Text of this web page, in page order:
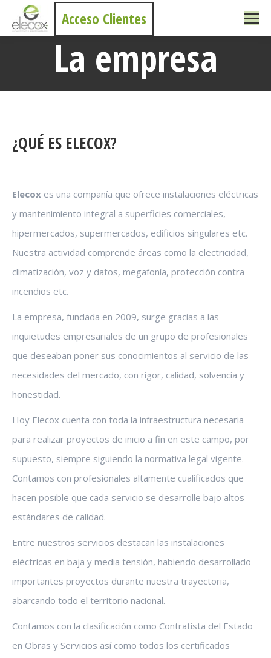
Acceso Clientes
La empresa
Estás aquí:
¿QUÉ ES ELECOX?
Elecox es una compañía que ofrece instalaciones eléctricas
y mantenimiento integral a superficies comerciales,
hipermercados, supermercados, edificios singulares etc.
Nuestra actividad comprende áreas como la electricidad,
climatización, voz y datos, megafonía, protección contra
incendios etc.
La empresa, fundada en 2009, surge gracias a las
inquietudes empresariales de un grupo de profesionales
que deseaban poner sus conocimientos al servicio de las
necesidades del mercado, con rigor, calidad, solvencia y
honestidad.
Hoy Elecox cuenta con toda la infraestructura necesaria
para realizar proyectos de inicio a fin en este campo, por
supuesto, siempre siguiendo la normativa legal vigente.
Contamos con profesionales altamente cualificados que
hacen posible que cada servicio se desarrolle bajo altos
estándares de calidad.
Entre nuestros servicios destacan las instalaciones
eléctricas en baja y media tensión, habiendo desarrollado
importantes proyectos durante nuestra trayectoria,
abarcando todo el territorio nacional.
Contamos con la clasificación como Contratista del Estado
en Obras y Servicios así como todos los certificados